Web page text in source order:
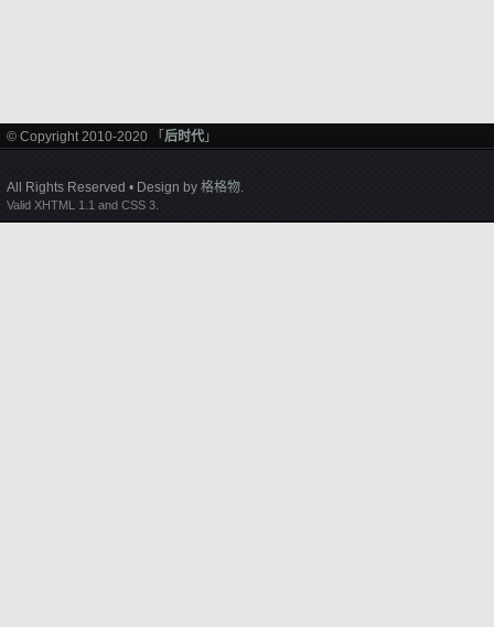
© Copyright 2010-2020 「 后时代 」
All Rights Reserved • Design by 格格物.
Valid XHTML 1.1 and CSS 3.